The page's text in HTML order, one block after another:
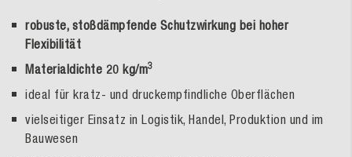
robuste, stoßdämpfende Schutzwirkung bei hoher
Flexibilität
Materialdichte 20 kg/m3
ideal für kratz- und druckempfindliche Oberflächen
vielseitiger Einsatz in Logistik, Handel, Produktion und im
Bauwesen